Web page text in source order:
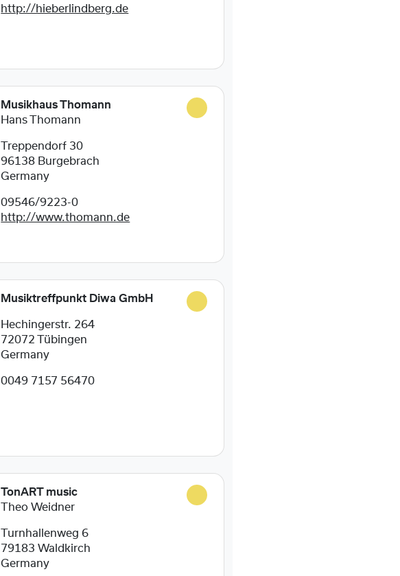
http://hieberlindberg.de
Musikhaus Thomann
Hans Thomann
Treppendorf 30
96138 Burgebrach
Germany
09546/9223-0
http://www.thomann.de
Musiktreffpunkt Diwa GmbH
Hechingerstr. 264
72072
Tübingen
Germany
0049 7157 56470
TonART music
Theo Weidner
Turnhallenweg 6
79183Waldkirch
Germany